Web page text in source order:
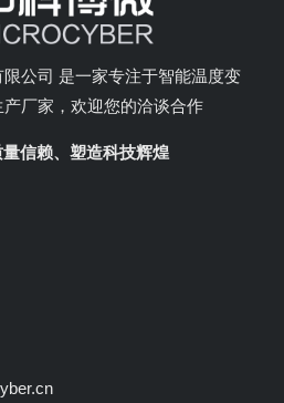
公司 是一家专注于智能温度变
厂家，欢迎您的洽谈合作
信赖、塑造科技辉煌